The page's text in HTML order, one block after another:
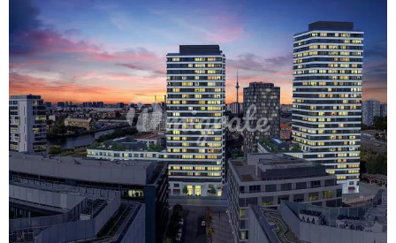
В Португалии
В Испании В Швейцарии
В Таиланде В Турции
В ОАЭ В Великобритании
В США